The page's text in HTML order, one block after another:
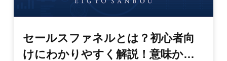
セールスファネルとは？初心者向
けにわかりやすく解説！意味から